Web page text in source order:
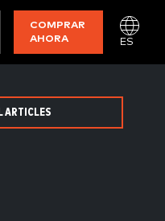
COMPRAR
AHORA
ES
ARTICLES